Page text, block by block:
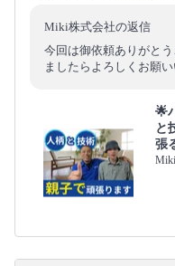
Miki株式会社の返信
今回は御依頼ありがと
ましたらよろしくお願い
🌟
と
張